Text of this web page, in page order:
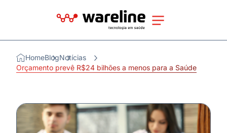
HomeBlogNotícias
Orçamento prevê R$24 bilhões a menos para a Saúde